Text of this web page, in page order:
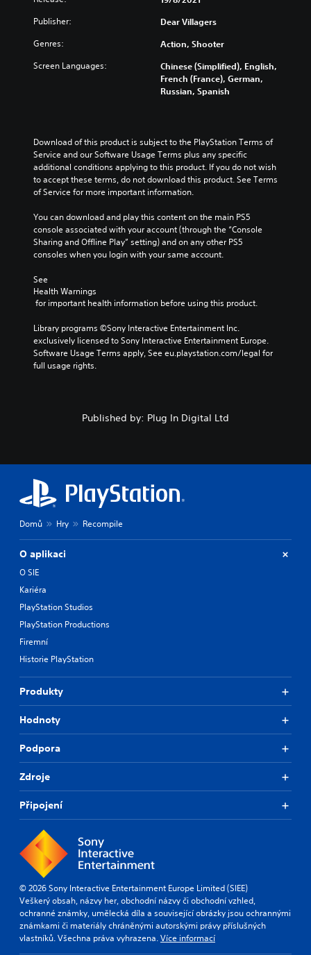
Publisher: Dear Villagers
Genres: Action, Shooter
Screen Languages:
Chinese (Simplified), English,
French (France), German,
Russian, Spanish
Download of this product is subject to the PlayStation Terms of
Service and our Software Usage Terms plus any specific
additional conditions applying to this product. If you do not wish
to accept these terms, do not download this product. See Terms
of Service for more important information.
You can download and play this content on the main PS5
console associated with your account (through the “Console
Sharing and Offline Play” setting) and on any other PS5
consoles when you login with your same account.
See
Health Warnings
for important health information before using this product.
Library programs ©Sony Interactive Entertainment Inc.
exclusively licensed to Sony Interactive Entertainment Europe.
Software Usage Terms apply, See eu.playstation.com/legal for
full usage rights.
Published by: Plug In Digital Ltd
Domů Hry Recompile
O aplikaci
O SIE
Kariéra
PlayStation Studios
PlayStation Productions
Firemní
Historie PlayStation
Produkty
Hodnoty
Podpora
Zdroje
Připojení
© 2026 Sony Interactive Entertainment Europe Limited (SIEE)
Veškerý obsah, názvy her, obchodní názvy či obchodní vzhled,
ochranné známky, umělecká díla a související obrázky jsou ochrannými
známkami či materiály chráněnými autorskými právy příslušných
vlastníků. Všechna práva vyhrazena.Více informací